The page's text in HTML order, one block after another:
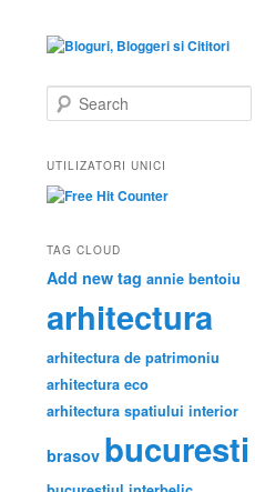
e
r
h
UTILIZATORI UNICI
TAG CLOUD
Add new tag annie bentoiu
arhitectura
arhitectura de patrimoniu
arhitectura eco
arhitectura spatiului interior
brasov bucuresti